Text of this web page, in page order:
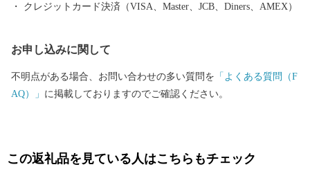
クレジットカード決済（VISA、Master、JCB、Diners、AMEX）
お申し込みに関して
不明点がある場合、お問い合わせの多い質問を 「よくある質問（F
AQ）」 に掲載しておりますのでご確認ください。
この返礼品を見ている人はこちらもチェック